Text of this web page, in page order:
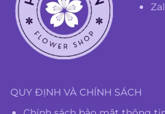
QUY ĐỊNH VÀ CHÍNH SÁCH